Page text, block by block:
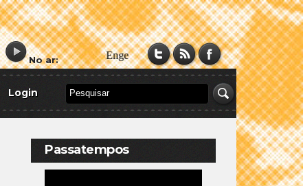
No ar:
Login
Passatempos